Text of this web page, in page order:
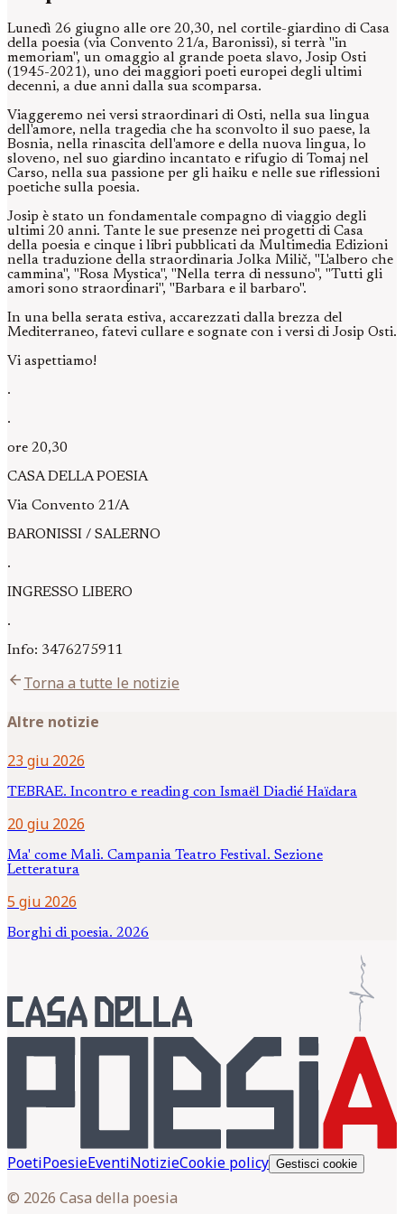
Lunedì 26 giugno alle ore 20,30, nel cortile-giardino di Casa
della poesia (via Convento 21/a, Baronissi), si terrà "in
memoriam", un omaggio al grande poeta slavo, Josip Osti
(1945-2021), uno dei maggiori poeti europei degli ultimi
decenni, a due anni dalla sua scomparsa.
Viaggeremo nei versi straordinari di Osti, nella sua lingua
dell'amore, nella tragedia che ha sconvolto il suo paese, la
Bosnia, nella rinascita dell'amore e della nuova lingua, lo
sloveno, nel suo giardino incantato e rifugio di Tomaj nel
Carso, nella sua passione per gli haiku e nelle sue riflessioni
poetiche sulla poesia.
Josip è stato un fondamentale compagno di viaggio degli
ultimi 20 anni. Tante le sue presenze nei progetti di Casa
della poesia e cinque i libri pubblicati da Multimedia Edizioni
nella traduzione della straordinaria Jolka Milič, "L'albero che
cammina", "Rosa Mystica", "Nella terra di nessuno", "Tutti gli
amori sono straordinari", "Barbara e il barbaro".
In una bella serata estiva, accarezzati dalla brezza del
Mediterraneo, fatevi cullare e sognate con i versi di Josip Osti.
Vi aspettiamo!
.
.
ore 20,30
CASA DELLA POESIA
Via Convento 21/A
BARONISSI / SALERNO
.
INGRESSO LIBERO
.
Info: 3476275911
arrow_backTorna a tutte le notizie
Altre notizie
23 giu 2026
TEBRAE. Incontro e reading con Ismaël Diadié Haïdara
20 giu 2026
Ma' come Mali. Campania Teatro Festival. Sezione
Letteratura
5 giu 2026
Borghi di poesia. 2026
PoetiPoesieEventiNotizieCookie policy Gestisci cookie
© 2026 Casa della poesia